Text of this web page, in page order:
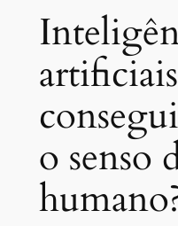
artificiais
o senso